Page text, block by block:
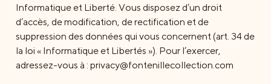
Informatique et Liberté. Vous disposez d’un droit
d’accès, de modification, de rectification et de
suppression des données qui vous concernent (art. 34 de
la loi « Informatique et Libertés »). Pour l’exercer,
adressez-vous à : privacy@fontenillecollection.com